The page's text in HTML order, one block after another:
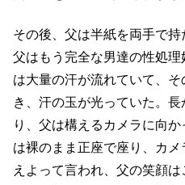
その後、父は半紙を両手で持
父はもう完全な男達の性処
は大量の汗が流れていて、
き、汗の玉が光っていた。
り、父は構えるカメラに向
は裸のまま正座で座り、カ
えよって言われ、父の笑顔